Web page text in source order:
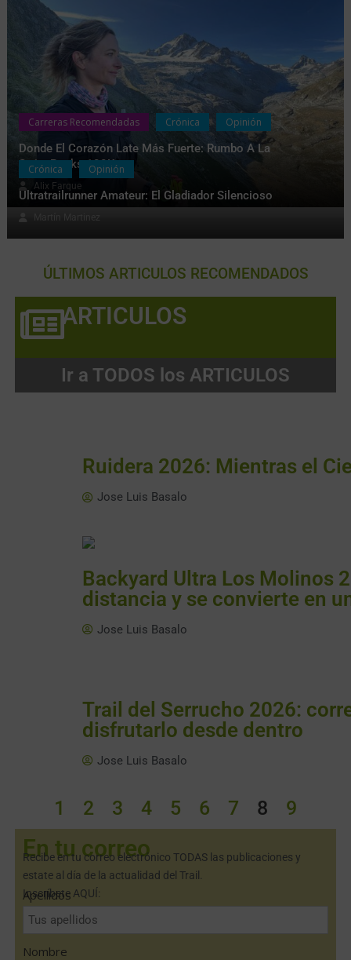
Carreras Recomendadas Crónica Opinión
Donde El Corazón Late Más Fuerte: Rumbo A La
SwissPeaks 100K
Alix Farque
Crónica Opinión
Ultratrailrunner Amateur: El Gladiador Silencioso
Martín Martinez
ÚLTIMOS ARTICULOS RECOMENDADOS
ARTICULOS
Ir a TODOS los ARTICULOS
Ruidera 2026: Mientras el
Jose Luis Basalo
Backyard Ultra Los Molinos
distancia y se convierte en
Jose Luis Basalo
Trail del Serrucho 2026:
disfrutarlo desde dentro
Jose Luis Basalo
1 2 3 4 5 6 7 8 9
En tu correo
Recibe en tu correo electrónico TODAS las publicaciones y
estate al día de la actualidad del Trail.
Inscríbete AQUÍ:
Apellidos
Nombre